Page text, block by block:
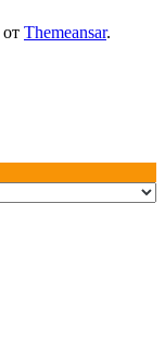
от Themeansar.